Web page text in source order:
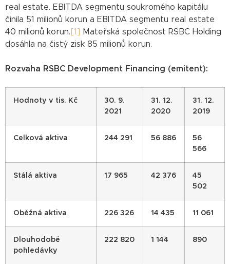
real estate. EBITDA segmentu soukromého kapitálu
činila 51 milionů korun a EBITDA segmentu real estate
40 milionů korun. [1]
Mateřská společnost RSBC Holding
dosáhla na čistý zisk 85 milionů korun.
Rozvaha RSBC Development Financing (emitent):
Hodnoty v tis. Kč
30. 9.
2021
31. 12.
2020
31. 12.
2019
Celková aktiva 244 291 56 886
56
566
Stálá aktiva 17 965 42 376
45
502
Oběžná aktiva 226 326 14 435 11 061
Dlouhodobé
pohledávky
222 820 1 144 890